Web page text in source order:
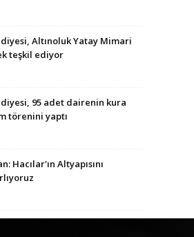
Altınoluk Yatay Mimari
teşkil ediyor
95 adet dairenin kura
törenini yaptı
Hacılar'ın Altyapısını